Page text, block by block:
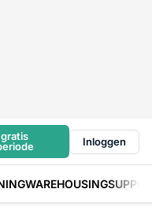
Inloggen
WAREHOUSING